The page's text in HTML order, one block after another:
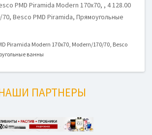
PMD Piramida Modern 170x70, , 4 128.00
Besco PMD Piramida, Прямоугольные
Piramida Modern 170x70, Modern/170/70, Besco
ванны
ПАРТНЕРЫ